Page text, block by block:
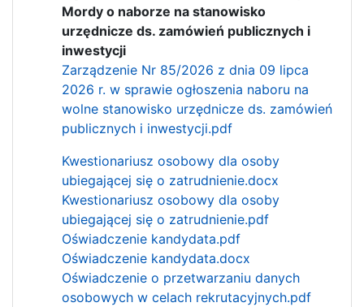
Mordy o naborze na stanowisko
urzędnicze ds. zamówień publicznych i
inwestycji
Zarządzenie Nr 85/2026 z dnia 09 lipca
2026 r. w sprawie ogłoszenia naboru na
wolne stanowisko urzędnicze ds. zamówień
publicznych i inwestycji.pdf
Kwestionariusz osobowy dla osoby
ubiegającej się o zatrudnienie.docx
Kwestionariusz osobowy dla osoby
ubiegającej się o zatrudnienie.pdf
Oświadczenie kandydata.pdf
Oświadczenie kandydata.docx
Oświadczenie o przetwarzaniu danych
osobowych w celach rekrutacyjnych.pdf